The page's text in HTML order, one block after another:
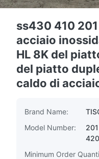
ss430 410
acciaio
HL 8K del
del piatto
caldo di
Brand Name:
Model Number:
Minimum Order